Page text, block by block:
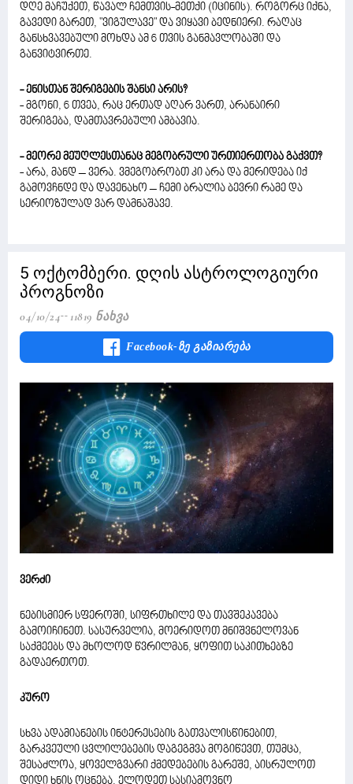
დღე მაჩუქეთ, წავალ ჩემთვის-მეთქი (იცინის). როგორც იქნა,
გავედი გარეთ, "ვიგულავე" და ვიყავი ბედნიერი. რაღაც
განსხვავებული მოხდა ამ 6 თვის განმავლობაში და
განვიტვირთე.
- ენისთან შერიგების შანსი არის?
- მგონი, 6 თვეა, რაც ერთად აღარ ვართ, არანაირი
შერიგება, დამთავრებული ამბავია.
- მეორე მეუღლესთანაც მეგობრული ურთიერთობა გაქვთ?
- არა, მანდ – ვერა. ვმეგობრობთ კი არა და მერიდება იქ
გამოვჩნდე და დავენახო – ჩემი ბრალია ბევრი რამე და
სერიოზულად ვარ დამნაშავე.
5 ოქტომბერი. დღის ასტროლოგიური
პროგნოზი
04/10/24 11819 Ნახვა
Facebook-Ზე Გაზიარება
ვერძი
ნებისმიერ სფეროში, სიფრთხილე და თავშეკავება
გამოიჩინეთ. სასურველია, მოერიდოთ მნიშვნელოვან
საქმეებს და მხოლოდ წვრილმან, ყოფით საკითხებზე
გადაერთოთ.
კურო
სხვა ადამიანების ინტერესების გათვალისწინებით,
გარკვეული ცვლილებების დაგეგმვა მოგიწევთ, თუმცა,
შესაძლოა, ყოველგვარი ქმედებების გარეშე, აისრულოთ
დიდი ხნის ოცნება. ელოდეთ სასიამოვნო